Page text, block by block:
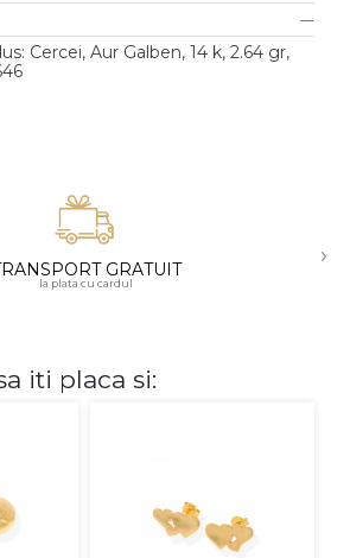
Cercei, Aur Galben, 14 k, 2.64 gr,
GRATUIT
la plata cu cardul
›
iti placa si: